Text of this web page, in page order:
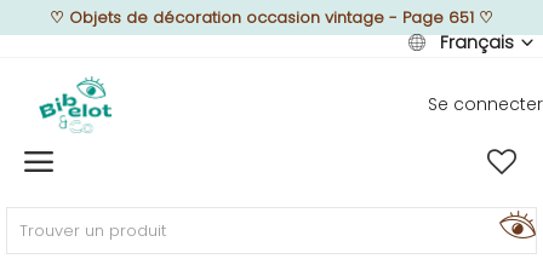
♡ Objets de décoration occasion vintage - Page 651 ♡
Français
Se connecter
Home